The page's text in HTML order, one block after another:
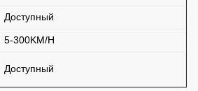
Доступный
5-300KM/H
Доступный